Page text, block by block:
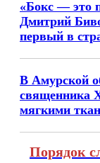
«Бокс — это
Дмитрий
первый в
В Амурской
священника
мягкими
Порядок